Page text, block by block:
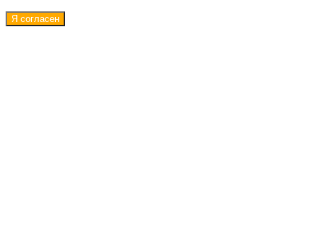
Я согласен